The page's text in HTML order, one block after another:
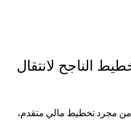
الناجح لانتقال
من مجرد تخطيط مالي متقدم،